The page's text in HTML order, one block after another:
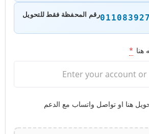
رقم المحفظة فقط للتحويل
هنا *
هنا او تواصل واتساب مع الدعم